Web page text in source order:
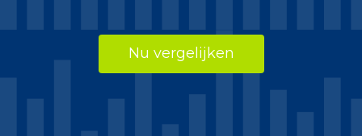
Nu vergelijken